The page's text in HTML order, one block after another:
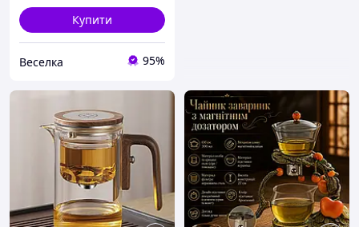
Купити
Веселка 95%